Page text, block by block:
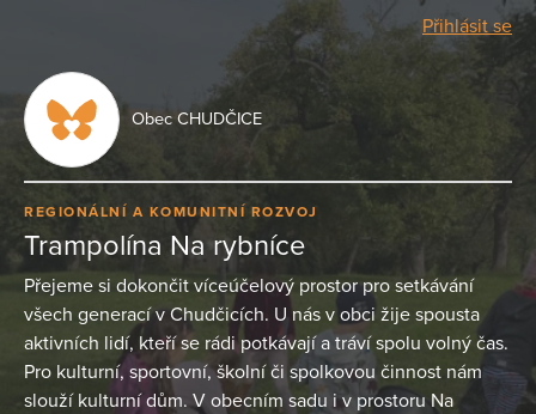
Přihlásit se
Obec CHUDČICE
REGIONÁLNÍ A KOMUNITNÍ ROZVOJ
Trampolína Na rybníce
Přejeme si dokončit víceúčelový prostor pro setkávání
všech generací v Chudčicích. U nás v obci žije spousta
aktivních lidí, kteří se rádi potkávají a tráví spolu volný čas.
Pro kulturní, sportovní, školní či spolkovou činnost nám
slouží kulturní dům. V obecním sadu i v prostoru Na